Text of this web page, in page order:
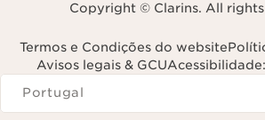
Copyright © Clarins. All
Termos e Condições do website
Avisos legais & GCU
Navega para
Portugal